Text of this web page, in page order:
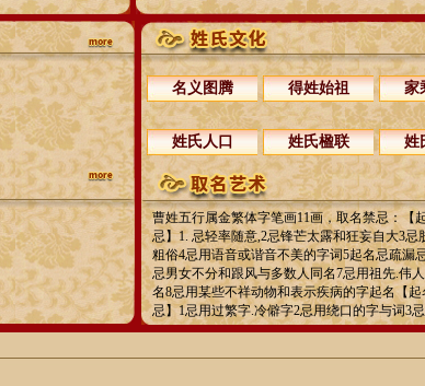
名义图腾 得姓始祖 家
姓氏人口 姓氏楹联 姓
曹姓五行属金繁体字笔画11画，取名禁忌：【
忌】1. 忌轻率随意,2忌锋芒太露和狂妄自大3忌
粗俗4忌用语音或谐音不美的字词5起名忌疏漏
忌男女不分和跟风与多数人同名7忌用祖先.伟
名8忌用某些不祥动物和表示疾病的字起名【
忌】1忌用过繁字.冷僻字2忌用绕口的字与词3